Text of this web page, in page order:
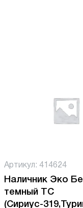
Артикул: 414624
Наличник Эко
темный ТС
(Сириус-